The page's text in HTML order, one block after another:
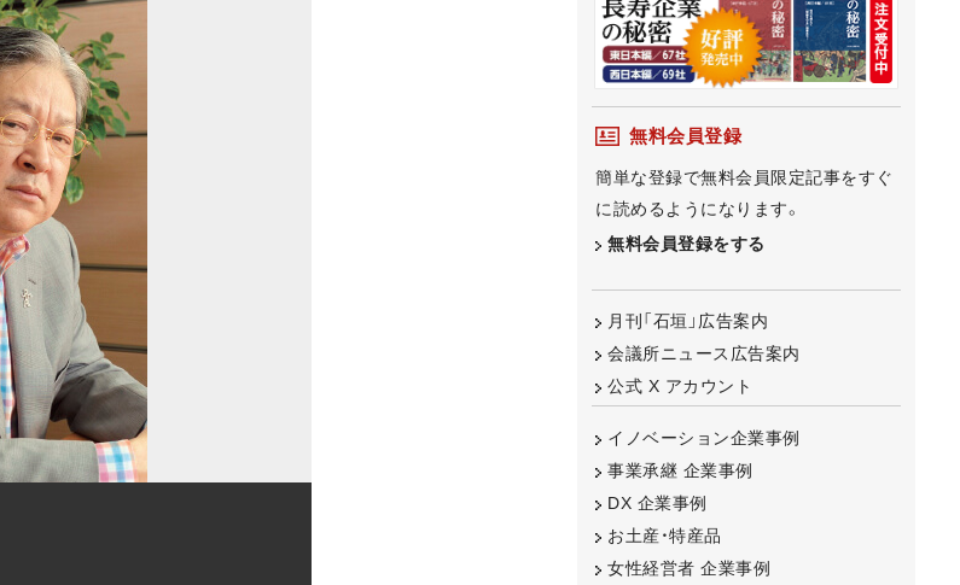
無料会員登録
簡単な登録で無料会員限定記事をすぐ
に読めるようになります。
無料会員登録をする
月刊「石垣」広告案内
会議所ニュース広告案内
公式 X アカウント
イノベーション企業事例
事業承継 企業事例
DX 企業事例
お土産・特産品
女性経営者 企業事例